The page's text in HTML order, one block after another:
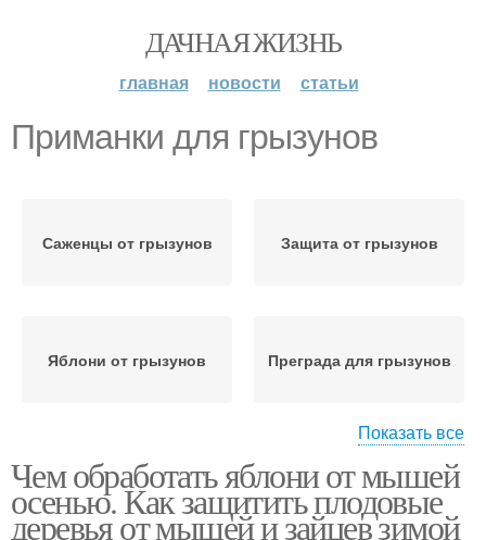
ДАЧНАЯ ЖИЗНЬ
главная новости статьи
Приманки для грызунов
Саженцы от грызунов Защита от грызунов
Яблони от грызунов Преграда для грызунов
Ядовитые приманки
грызунов
Показать все
Чем обработать яблони от мышей
осенью. Как защитить плодовые
деревья от мышей и зайцев зимой